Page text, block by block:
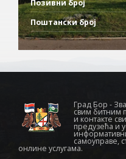
Позивни број
Поштански број
Град Бор -
свим битним
и контакте
предузећа и
самоуправе,
онлине услугама.